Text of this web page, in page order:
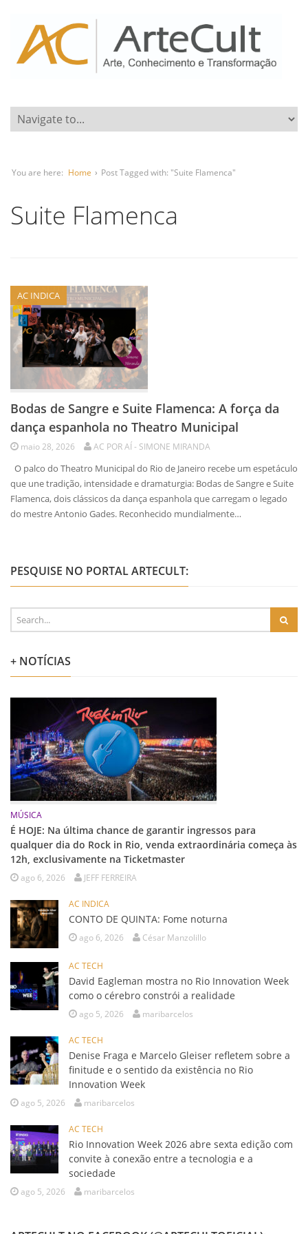
You are here: Home › Post Tagged with: "Suite Flamenca"
Suite Flamenca
AC INDICA
Bodas de Sangre e Suite Flamenca: A força da
dança espanhola no Theatro Municipal
maio 28, 2026 AC POR AÍ - SIMONE MIRANDA
O palco do Theatro Municipal do Rio de Janeiro recebe um espetáculo
que une tradição, intensidade e dramaturgia: Bodas de Sangre e Suite
Flamenca, dois clássicos da dança espanhola que carregam o legado
do mestre Antonio Gades. Reconhecido mundialmente…
PESQUISE NO PORTAL ARTECULT:
+ NOTÍCIAS
MÚSICA
É HOJE: Na última chance de garantir ingressos para
qualquer dia do Rock in Rio, venda extraordinária começa às
12h, exclusivamente na Ticketmaster
ago 6, 2026 JEFF FERREIRA
AC INDICA
CONTO DE QUINTA: Fome noturna
ago 6, 2026 César Manzolillo
AC TECH
David Eagleman mostra no Rio Innovation Week
como o cérebro constrói a realidade
ago 5, 2026 maribarcelos
AC TECH
Denise Fraga e Marcelo Gleiser refletem sobre a
finitude e o sentido da existência no Rio
Innovation Week
ago 5, 2026 maribarcelos
AC TECH
Rio Innovation Week 2026 abre sexta edição com
convite à conexão entre a tecnologia e a
sociedade
ago 5, 2026 maribarcelos